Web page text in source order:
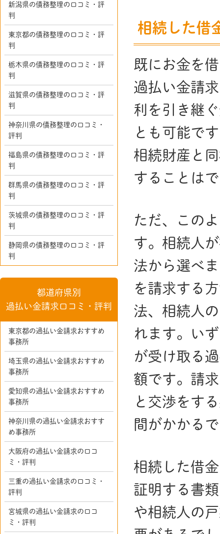
相続した借
既にお金を
過払い金請
利を引き継
とも可能で
相続財産と
することは
ただ、この
す。相続人
法から選べ
を請求する
法、相続人
れます。い
が受け取る
額です。請
と交渉をす
間がかかる
相続した借
証明する書
や相続人の
新潟県の債務整理の口コミ・評
判
東京都の債務整理の口コミ・評
判
栃木県の債務整理の口コミ・評
判
滋賀県の債務整理の口コミ・評
判
神奈川県の債務整理の口コミ・
評判
福島県の債務整理の口コミ・評
判
群馬県の債務整理の口コミ・評
判
茨城県の債務整理の口コミ・評
判
静岡県の債務整理の口コミ・評
判
都道府県別
過払い金請求口コミ・評判
東京都の過払い金請求おすすめ
事務所
埼玉県の過払い金請求おすすめ
事務所
愛知県の過払い金請求おすすめ
事務所
神奈川県の過払い金請求おすす
め事務所
大阪府の過払い金請求の口コ
ミ・評判
三重の過払い金請求の口コミ・
評判
宮城県の過払い金請求の口コ
ミ・評判